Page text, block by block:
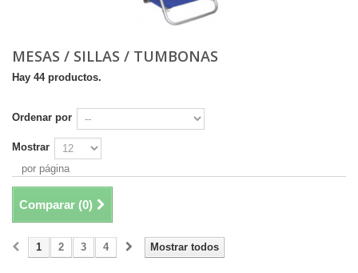
MESAS / SILLAS / TUMBONAS
Hay 44 productos.
Ordenar por
Mostrar
por página
Comparar (0)
Mostrar todos
1 2 3 4